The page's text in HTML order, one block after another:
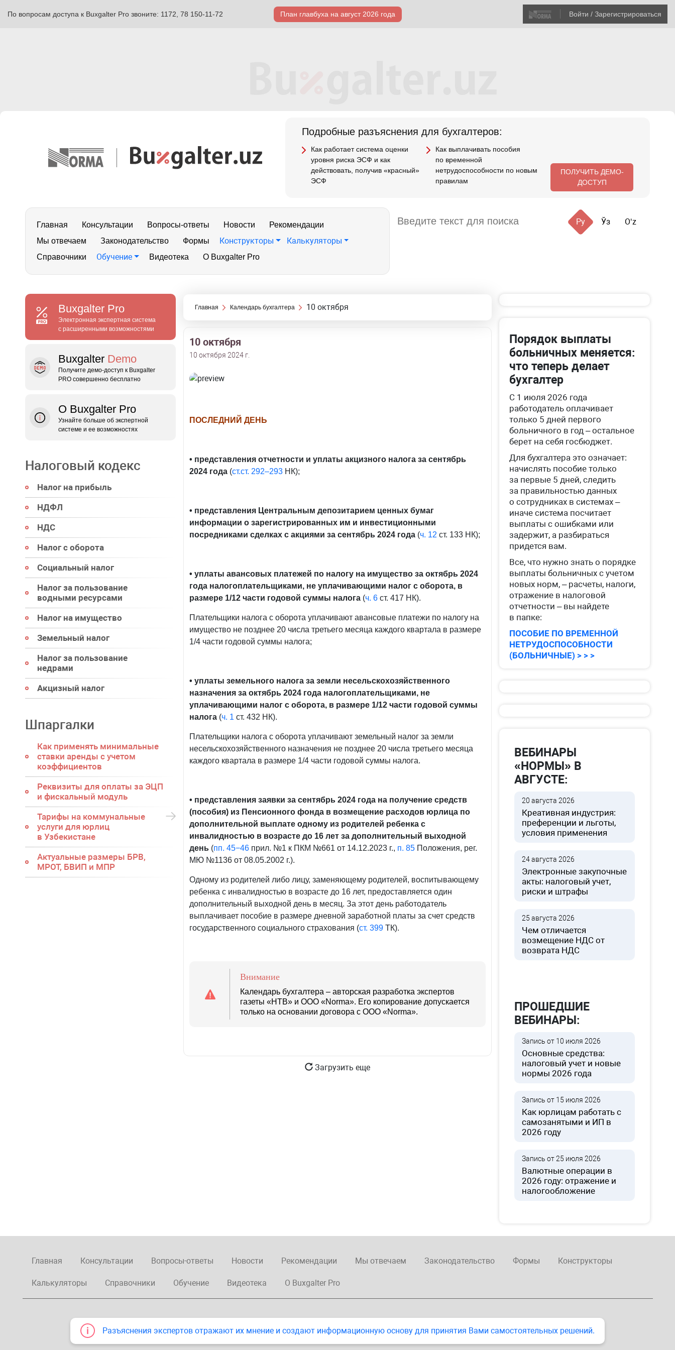
По вопросам доступа к Buxgalter Pro звоните: 1172, 78 150-11-72 План главбуха на август 2026 года Войти / Зарегистрироваться
Подробные разъяснения для бухгалтеров:
Как работает система оценки
уровня риска ЭСФ и как
действовать, получив «красный»
ЭСФ
Как выплачивать пособия
по временной
нетрудоспособности по новым
правилам
ПОЛУЧИТЬ ДЕМО-
ДОСТУП
Главная Консультации Вопросы-ответы Новости
Рекомендации
Мы отвечаем
Законодательство Формы Конструкторы Калькуляторы
Справочники Обучение Видеотека О Buxgalter Pro
Ру Ўз Oʻz
Buxgalter Pro
Электронная экспертная система
с расширенными возможностями
Buxgalter Demo
Получите демо‑доступ к Buxgalter
PRO совершенно бесплатно
О Buxgalter Pro
Узнайте больше об экспертной
системе и ее возможностях
Налоговый кодекс
Налог на прибыль
НДФЛ
НДС
Налог с оборота
Социальный налог
Налог за пользование
водными ресурсами
Налог на имущество
Земельный налог
Налог за пользование
недрами
Акцизный налог
Шпаргалки
Как применять минимальные
ставки аренды с учетом
коэффициентов
Реквизиты для оплаты за ЭЦП
и фискальный модуль
Тарифы на коммунальные
услуги для юрлиц
в Узбекистане
Актуальные размеры БРВ,
МРОТ, БВИП и МПР
Главная Календарь бухгалтера 10 октября
10 октября
10 октября 2024 г.
ПОСЛЕДНИЙ ДЕНЬ
• представления отчетности и уплаты акцизного налога за сентябрь
2024 года(ст.ст. 292–293НК);
• представления Центральным депозитарием ценных бумаг
информации о зарегистрированных им и инвестиционными
посредниками сделках с акциями за сентябрь 2024 года(ч. 12 ст. 133 НК);
• уплаты авансовых платежей по налогу на имущество за октябрь 2024
года налогоплательщиками, не уплачивающими налог с оборота, в
размере 1/12 части годовой суммы налога(ч. 6ст. 417 НК).
Плательщики налога с оборота уплачивают авансовые платежи по налогу на
имущество не позднее 20 числа третьего месяца каждого квартала в размере
1/4 части годовой суммы налога;
• уплаты земельного налога за земли несельскохозяйственного
назначения за октябрь 2024 года налогоплательщиками, не
уплачивающими налог с оборота, в размере 1/12 части годовой суммы
налога(ч. 1 ст. 432 НК).
Плательщики налога с оборота уплачивают земельный налог за земли
несельскохозяйственного назначения не позднее 20 числа третьего месяца
каждого квартала в размере 1/4 части годовой суммы налога.
• представления заявки за сентябрь 2024 года на получение средств
(пособия) из Пенсионного фонда в возмещение расходов юрлица по
дополнительной выплате одному из родителей ребенка с
инвалидностью в возрасте до 16 лет за дополнительный выходной
день(пп. 45−46прил. №1 к ПКМ №661 от 14.12.2023 г., п. 85Положения, рег.
МЮ №1136 от 08.05.2002 г.).
Одному из родителей либо лицу, заменяющему родителей, воспитывающему
ребенка с инвалидностью в возрасте до 16 лет, предоставляется один
дополнительный выходной день в месяц. За этот день работодатель
выплачивает пособие в размере дневной заработной платы за счет средств
государственного социального страхования (ст. 399ТК).
Внимание
Календарь бухгалтера – авторская разработка экспертов
газеты «НТВ» и ООО «Norma». Его копирование допускается
только на основании договора с ООО «Norma».
Загрузить еще
Порядок выплаты
больничных меняется:
что теперь делает
бухгалтер
С 1 июля 2026 года
работодатель оплачивает
только 5 дней первого
больничного в год – остальное
берет на себя госбюджет.
Для бухгалтера это означает:
начислять пособие только
за первые 5 дней, следить
за правильностью данных
о сотрудниках в системах –
иначе система посчитает
выплаты с ошибками или
задержит, а разбираться
придется вам.
Все, что нужно знать о порядке
выплаты больничных с учетом
новых норм, – расчеты, налоги,
отражение в налоговой
отчетности – вы найдете
в папке:
ПОСОБИЕ ПО ВРЕМЕННОЙ
НЕТРУДОСПОСОБНОСТИ
(БОЛЬНИЧНЫЕ) > > >
ВЕБИНАРЫ
«НОРМЫ» В
АВГУСТЕ:
20 августа 2026
Креативная индустрия:
преференции и льготы,
условия применения
24 августа 2026
Электронные закупочные
акты: налоговый учет,
риски и штрафы
25 августа 2026
Чем отличается
возмещение НДС от
возврата НДС
ПРОШЕДШИЕ
ВЕБИНАРЫ:
Запись от 10 июля 2026
Основные средства:
налоговый учет и новые
нормы 2026 года
Запись от 15 июля 2026
Как юрлицам работать с
самозанятыми и ИП в
2026 году
Запись от 25 июля 2026
Валютные операции в
2026 году: отражение и
налогообложение
Главная Консультации Вопросы-ответы Новости Рекомендации Мы отвечаем Законодательство Формы Конструкторы
Калькуляторы Справочники Обучение Видеотека О Buxgalter Pro
Разъяснения экспертов отражают их мнение и создают информационную основу для принятия Вами самостоятельных решений.